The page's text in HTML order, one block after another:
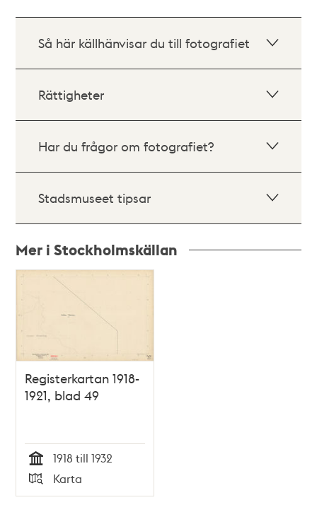
Så här källhänvisar du till fotografiet
Rättigheter
Har du frågor om fotografiet?
Stadsmuseet tipsar
Mer i Stockholmskällan
teman
Registerkartan 1918-
1921, blad 49
Tid
1918 till 1932
Typ
Karta